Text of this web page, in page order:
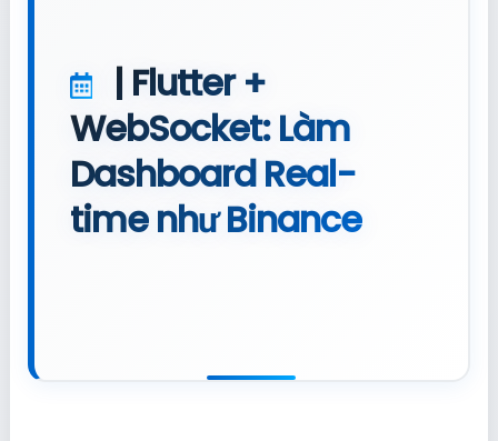
| Flutter +
WebSocket: Làm
Dashboard Real-
time như Binance